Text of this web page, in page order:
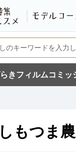
きフィルムコミッ
もつま